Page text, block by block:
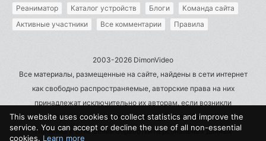
Реаниматор
Каталог устройств Блоги
Команда сайта
Активные участники
Все комментарии Правила
2003-2026 DimonVideo
Все материалы, размещенные на сайте, найдены в сети интернет
как свободно распространяемые, авторские права на них
принадлежат исключительно их авторам, если возникли
претензии - пишите на admin@dimonvideo.ru
Политика в отношении обработки персональных данных
This website uses cookies to collect statistics and improve the
service. You can accept or decline the use of all non-essential
cookies. Learn more